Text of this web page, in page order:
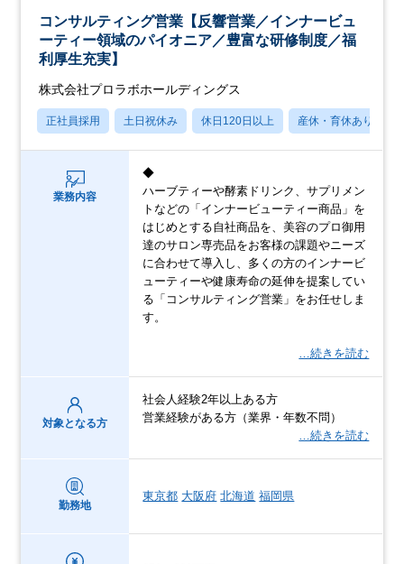
コンサルティング営業【反響営業／インナービュ
ーティー領域のパイオニア／豊富な研修制度／福
利厚生充実】
株式会社プロラボホールディングス
正社員採用 土日祝休み 休日120日以上 産休・育休あり
業務内容
◆
ハーブティーや酵素ドリンク、サプリメン
トなどの「インナービューティー商品」を
はじめとする自社商品を、美容のプロ御用
達のサロン専売品をお客様の課題やニーズ
に合わせて導入し、多くの方のインナービ
ューティーや健康寿命の延伸を提案してい
る「コンサルティング営業」をお任せしま
す。
…続きを読む
対象となる方
社会人経験2年以上ある方
営業経験がある方（業界・年数不問）
…続きを読む
勤務地
東京都 大阪府 北海道 福岡県